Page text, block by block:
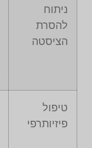
ניתוח
להסרת
הציסטה
טיפול
פיזיותרפי